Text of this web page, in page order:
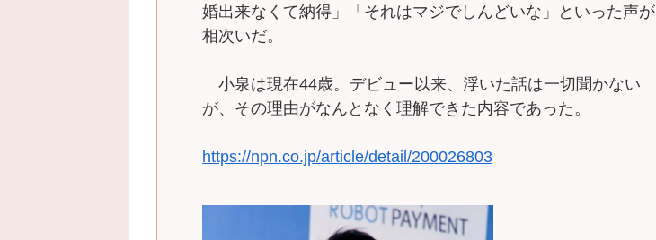
婚出来なくて納得」「それはマジでしんどいな」といった声が
相次いだ。
小泉は現在44歳。デビュー以来、浮いた話は一切聞かない
が、その理由がなんとなく理解できた内容であった。
https://npn.co.jp/article/detail/200026803